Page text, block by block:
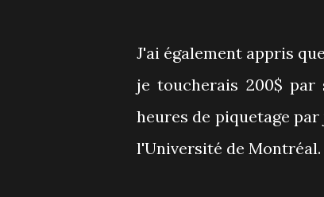
J'ai également appris
je toucherais 200$
heures de piquetage par
l'Université de Montréal.